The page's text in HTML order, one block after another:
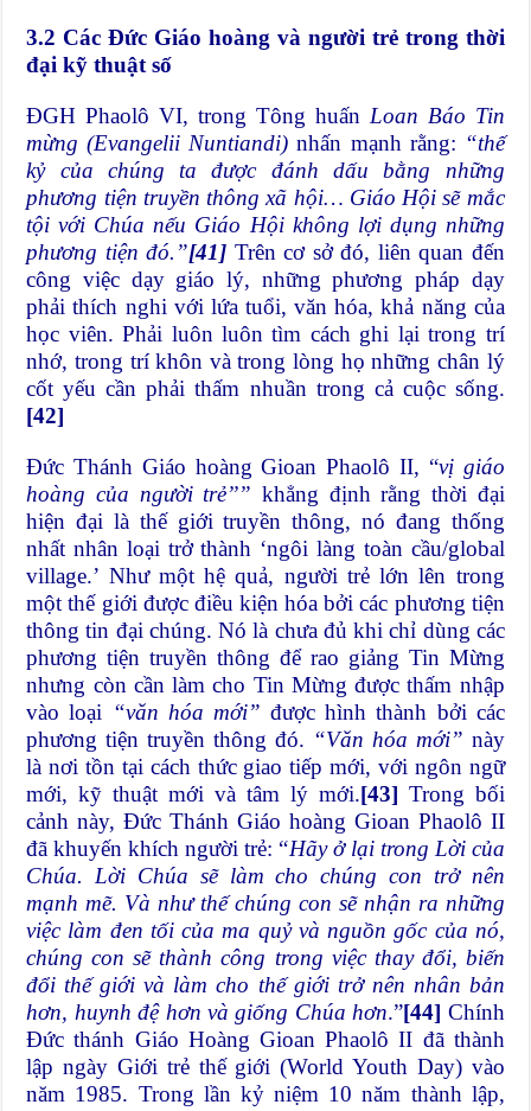
3.2 Các Đức Giáo hoàng và người trẻ trong thời
đại kỹ thuật số
ĐGH Phaolô VI, trong Tông huấn Loan Báo Tin
mừng (Evangelii Nuntiandi) nhấn mạnh rằng: “thế
kỷ của chúng ta được đánh dấu bằng những
phương tiện truyền thông xã hội… Giáo Hội sẽ mắc
tội với Chúa nếu Giáo Hội không lợi dụng những
phương tiện đó.”[41] Trên cơ sở đó, liên quan đến
công việc dạy giáo lý, những phương pháp dạy
phải thích nghi với lứa tuổi, văn hóa, khả năng của
học viên. Phải luôn luôn tìm cách ghi lại trong trí
nhớ, trong trí khôn và trong lòng họ những chân lý
cốt yếu cần phải thấm nhuần trong cả cuộc sống.
[42]
Đức Thánh Giáo hoàng Gioan Phaolô II, “vị giáo
hoàng của người trẻ’’” khẳng định rằng thời đại
hiện đại là thế giới truyền thông, nó đang thống
nhất nhân loại trở thành ‘ngôi làng toàn cầu/global
village.’ Như một hệ quả, người trẻ lớn lên trong
một thế giới được điều kiện hóa bởi các phương tiện
thông tin đại chúng. Nó là chưa đủ khi chỉ dùng các
phương tiện truyền thông để rao giảng Tin Mừng
nhưng còn cần làm cho Tin Mừng được thấm nhập
vào loại “văn hóa mới” được hình thành bởi các
phương tiện truyền thông đó. “Văn hóa mới” này
là nơi tồn tại cách thức giao tiếp mới, với ngôn ngữ
mới, kỹ thuật mới và tâm lý mới.[43] Trong bối
cảnh này, Đức Thánh Giáo hoàng Gioan Phaolô II
đã khuyến khích người trẻ: “Hãy ở lại trong Lời của
Chúa. Lời Chúa sẽ làm cho chúng con trở nên
mạnh mẽ. Và như thế chúng con sẽ nhận ra những
việc làm đen tối của ma quỷ và nguồn gốc của nó,
chúng con sẽ thành công trong việc thay đổi, biến
đổi thế giới và làm cho thế giới trở nên nhân bản
hơn, huynh đệ hơn và giống Chúa hơn.”[44] Chính
Đức thánh Giáo Hoàng Gioan Phaolô II đã thành
lập ngày Giới trẻ thế giới (World Youth Day) vào
năm 1985. Trong lần kỷ niệm 10 năm thành lập,